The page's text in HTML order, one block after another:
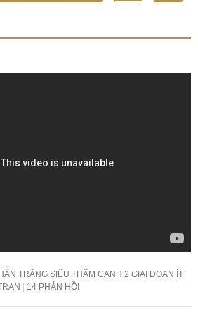
TRẮNG SIÊU THÂM CANH 2 GIAI ĐOẠN ÍT
14 PHẢN HỒI